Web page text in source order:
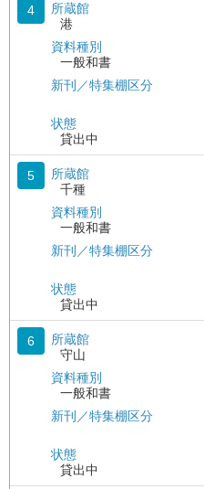
4
所蔵館
港
資料種別
一般和書
新刊／特集棚区分
状態
貸出中
5
所蔵館
千種
資料種別
一般和書
新刊／特集棚区分
状態
貸出中
6
所蔵館
守山
資料種別
一般和書
新刊／特集棚区分
状態
貸出中